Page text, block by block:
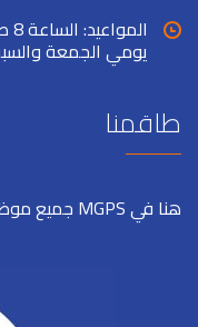
يومي الجمعة
طاقمنا
هنا في MGPS جميع موظفينا جزء من عائلتنا